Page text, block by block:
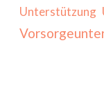
Unterstützung